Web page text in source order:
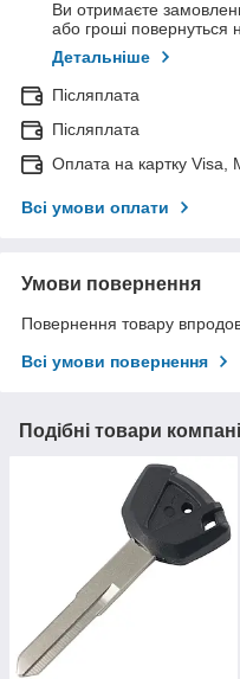
Ви отримаєте
або гроші повернуться
Детальніше
Післяплата
Післяплата
Оплата на картку Visa,
Всі умови оплати
Умови повернення
Повернення товару
Всі умови повернення
Подібні товари